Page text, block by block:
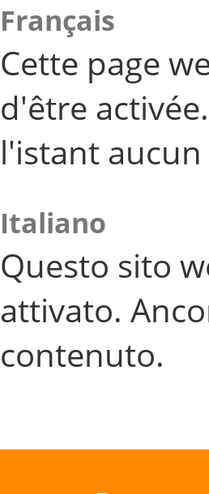
Français
Cette page
d'être
l'istant
Italiano
Questo sito
attivato.
contenuto.